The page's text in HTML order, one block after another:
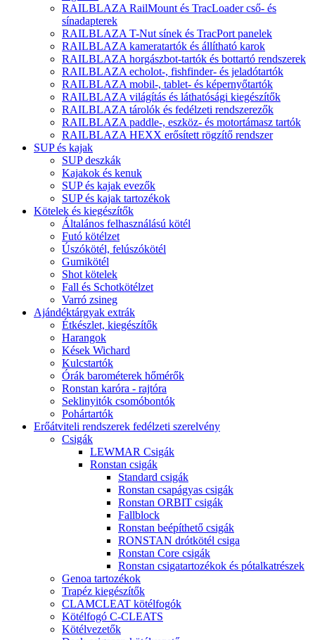
RAILBLAZA RailMount és TracLoader cső- és
sínadapterek
RAILBLAZA T-Nut sínek és TracPort panelek
RAILBLAZA kameratartók és állítható karok
RAILBLAZA horgászbot-tartók és bottartó rendszerek
RAILBLAZA echolot-, fishfinder- és jeladótartók
RAILBLAZA mobil-, tablet- és képernyőtartók
RAILBLAZA világítás és láthatósági kiegészítők
RAILBLAZA tárolók és fedélzeti rendszerezők
RAILBLAZA paddle-, eszköz- és motortámasz tartók
RAILBLAZA HEXX erősített rögzítő rendszer
SUP és kajak
SUP deszkák
Kajakok és kenuk
SUP és kajak evezők
SUP és kajak tartozékok
Kötelek és kiegészítők
Általános felhasználású kötél
Futó kötélzet
Úszókötél, felúszókötél
Gumikötél
Shot kötelek
Fall és Schotkötélzet
Varró zsineg
Ajándéktárgyak extrák
Étkészlet, kiegészítők
Harangok
Kések Wichard
Kulcstartók
Órák barométerek hőmérők
Ronstan karóra - rajtóra
Seklinyitók csomóbontók
Pohártartók
Erőátviteli rendszerek fedélzeti szerelvény
Csigák
LEWMAR Csigák
Ronstan csigák
Standard csigák
Ronstan csapágyas csigák
Ronstan ORBIT csigák
Fallblock
Ronstan beépíthető csigák
RONSTAN drótkötél csiga
Ronstan Core csigák
Ronstan csigatartozékok és pótalkatrészek
Genoa tartozékok
Trapéz kiegészítők
CLAMCLEAT kötélfogók
Kötélfogó C-CLEATS
Kötélvezetők